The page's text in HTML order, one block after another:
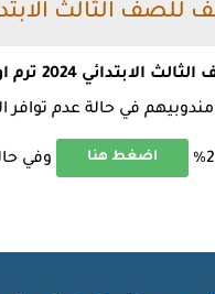
الثالث الابتدائي
2024 ترم اول 70 جنيه
في حالة عدم توافر
اضغط هنا وفي